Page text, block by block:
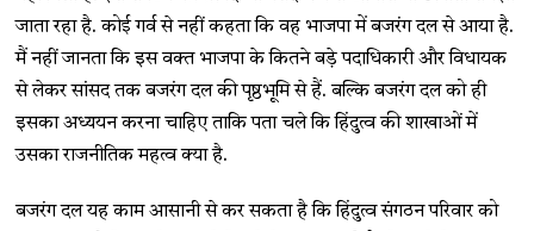
जाता रहा है. कोई गर्व से नहीं कहता कि वह भाजपा में बजरंग दल से आया है.
मैं नहीं जानता कि इस वक्त भाजपा के कितने बड़े पदाधिकारी और विधायक
से लेकर सांसद तक बजरंग दल की पृष्ठभूमि से हैं. बल्कि बजरंग दल को ही
इसका अध्ययन करना चाहिए ताकि पता चले कि हिंदुत्व की शाखाओं में
उसका राजनीतिक महत्व क्या है.
बजरंग दल यह काम आसानी से कर सकता है कि हिंदुत्व संगठन परिवार को